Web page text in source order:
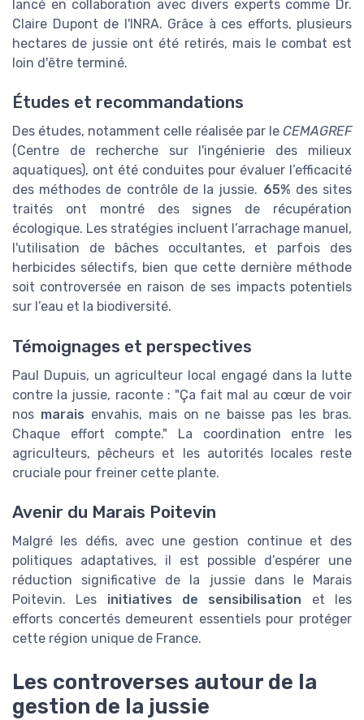
lancé en collaboration avec divers experts comme Dr.
Claire Dupont de l'INRA. Grâce à ces efforts, plusieurs
hectares de jussie ont été retirés, mais le combat est
loin d'être terminé.
Études et recommandations
Des études, notamment celle réalisée par le CEMAGREF
(Centre de recherche sur l'ingénierie des milieux
aquatiques), ont été conduites pour évaluer l’efficacité
des méthodes de contrôle de la jussie. 65% des sites
traités ont montré des signes de récupération
écologique. Les stratégies incluent l’arrachage manuel,
l'utilisation de bâches occultantes, et parfois des
herbicides sélectifs, bien que cette dernière méthode
soit controversée en raison de ses impacts potentiels
sur l’eau et la biodiversité.
Témoignages et perspectives
Paul Dupuis, un agriculteur local engagé dans la lutte
contre la jussie, raconte : "Ça fait mal au cœur de voir
nos marais envahis, mais on ne baisse pas les bras.
Chaque effort compte." La coordination entre les
agriculteurs, pêcheurs et les autorités locales reste
cruciale pour freiner cette plante.
Avenir du Marais Poitevin
Malgré les défis, avec une gestion continue et des
politiques adaptatives, il est possible d’espérer une
réduction significative de la jussie dans le Marais
Poitevin. Les initiatives de sensibilisation et les
efforts concertés demeurent essentiels pour protéger
cette région unique de France.
Les controverses autour de la
gestion de la jussie